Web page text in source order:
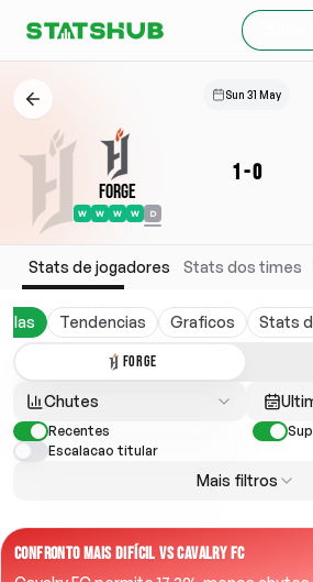
Sun 31 May
Forge
W W W W D
1-0
Stats de jogadores Stats dos times
Tendencias Graficos Stats
FORGE
Chutes
Recentes
Escalacao titular
Mais filtros
CONFRONTO MAIS DIFÍCIL VS CAVALRY FC